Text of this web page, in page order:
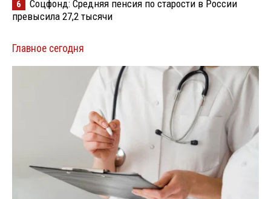
6
Соцфонд: Средняя пенсия по старости в России
превысила 27,2 тысячи
Главное сегодня